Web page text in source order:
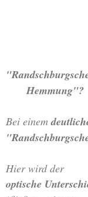
Hemmung"?
Bei einem
Hier wird der
optische